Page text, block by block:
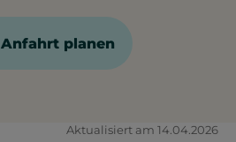
Anfahrt planen
Aktualisiert am 14.04.2026